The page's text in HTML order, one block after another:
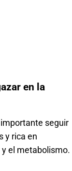
en la
seguir
y rica en
el metabolismo.